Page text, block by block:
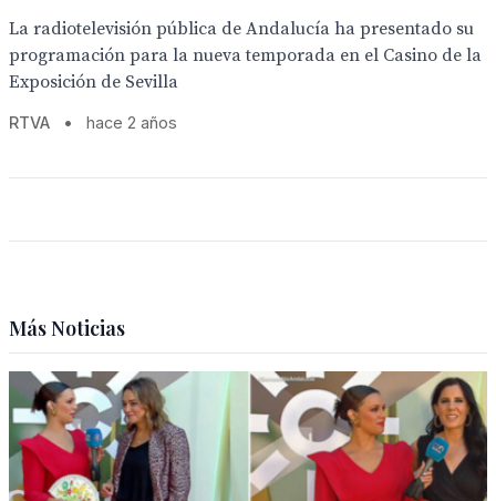
La radiotelevisión pública de Andalucía ha presentado su
programación para la nueva temporada en el Casino de la
Exposición de Sevilla
RTVA • hace 2 años
Más Noticias